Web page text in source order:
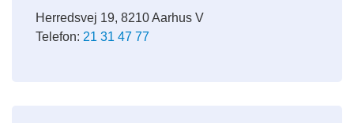
Herredsvej 19, 8210 Aarhus V
Telefon: 21 31 47 77